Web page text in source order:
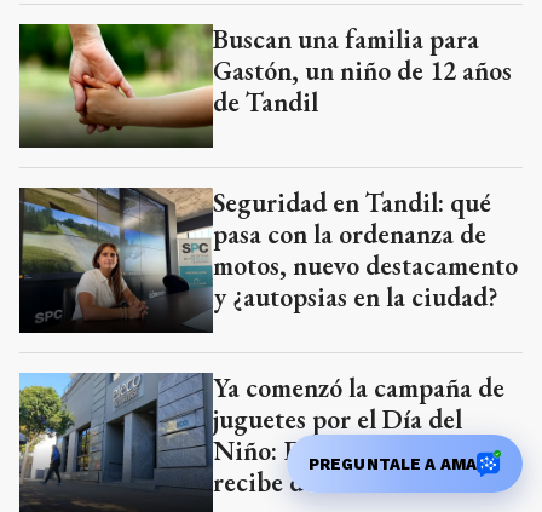
Buscan una familia para
Gastón, un niño de 12 años
de Tandil
Seguridad en Tandil: qué
pasa con la ordenanza de
motos, nuevo destacamento
y ¿autopsias en la ciudad?
Ya comenzó la campaña de
juguetes por el Día del
Niño: El Eco también
recibe donaciones
PREGUNTALE A AMA